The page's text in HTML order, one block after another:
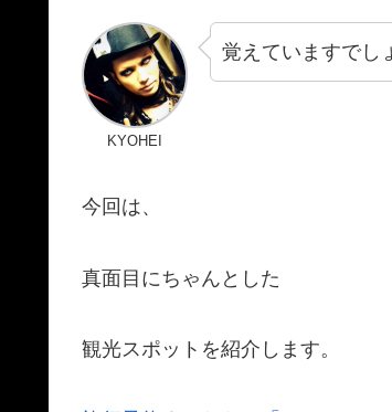
KYOHEI
覚えていますでし
今回は、
真面目にちゃんとした
観光スポットを紹介します。